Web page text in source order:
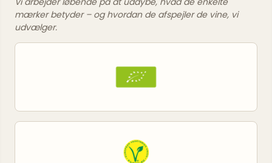
mærker betyder – og hvordan de afspejler de vine, vi
udvælger.